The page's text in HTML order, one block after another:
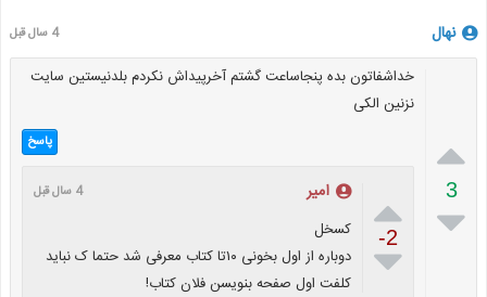
نهال 4 سال قبل

3

خداشفاتون بده پنجاساعت گشتم آخرپیداش نکردم بلدنیستین سایت
نزنین الکی
پاسخ

-2

امیر 4 سال قبل
کسخل
دوباره از اول بخونی ۱۰تا کتاب معرفی شد حتما ک نباید
کلفت اول صفحه بنویسن فلان کتاب!